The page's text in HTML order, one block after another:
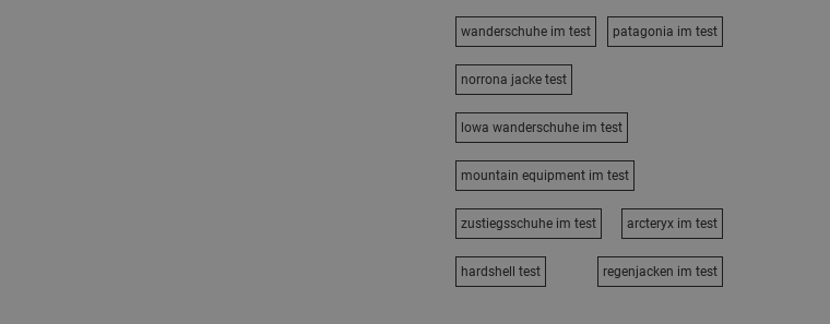
wanderschuhe im test patagonia im test
norrona jacke test
lowa wanderschuhe im test
mountain equipment im test
zustiegsschuhe im test arcteryx im test
hardshell test regenjacken im test